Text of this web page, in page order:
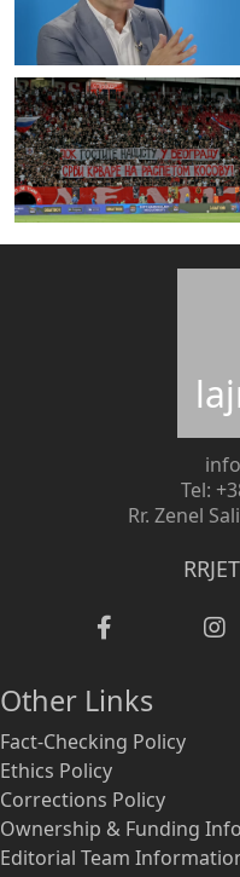
Tel:
Rr. Zenel
Other Links
Fact-Checking Policy
Ethics Policy
Corrections Policy
Ownership & Funding
Editorial Team